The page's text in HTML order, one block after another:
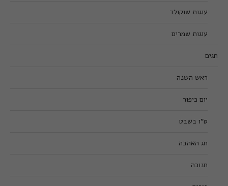
עוגות שוקולד
עוגות שמרים
חגים
ראש השנה
יום כיפור
ט”ו בשבט
חג האהבה
חנוכה